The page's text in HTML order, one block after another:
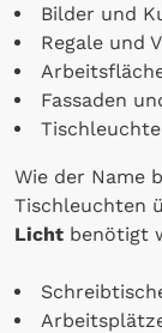
Bilder und
Regale und
Fassaden
Wie der Name
Tischleuchten
Licht benötigt